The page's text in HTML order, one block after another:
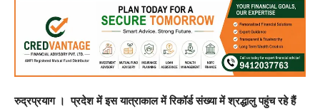
रुद्रप्रयाग । प्रदेश में इस यात्राकाल में रिकॉर्ड संख्या में श्रद्धालु पहुंच रहे हैं